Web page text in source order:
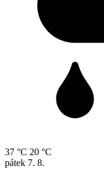
37 °C 20 °C
pátek 7. 8.